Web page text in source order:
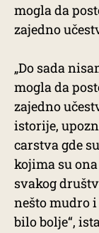
mogla da
zajedno
„Do sada
mogla da
zajedno
istorije,
carstva gde
kojima su
svakog
nešto mudro
bilo bolje“,